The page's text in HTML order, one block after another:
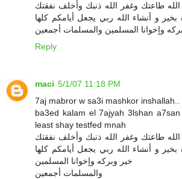
طاعتك وغفر الله ذنبك وأخلف نفقتك
و أنشاء الله ربي يجعل أيامكم كلها
وإخوانا المسلمين والمسلمات أجمعين
Reply
maci 5/1/07 11:18 PM
7aj mabror w sa3i mashkor inshallah..
ba3ed kalam el 7ajyah 3lshan
least shay testfed mnah
طاعتك وغفر الله ذنبك وأخلف نفقتك
و أنشاء الله ربي يجعل أيامكم كلها
خير وبركه وإخوانا المسلمين
والمسلمات أجمعين